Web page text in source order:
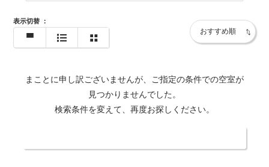
表示切替 ：
まことに申し訳ございませんが、ご指定の条件での空室が
見つかりませんでした。
検索条件を変えて、再度お探しください。